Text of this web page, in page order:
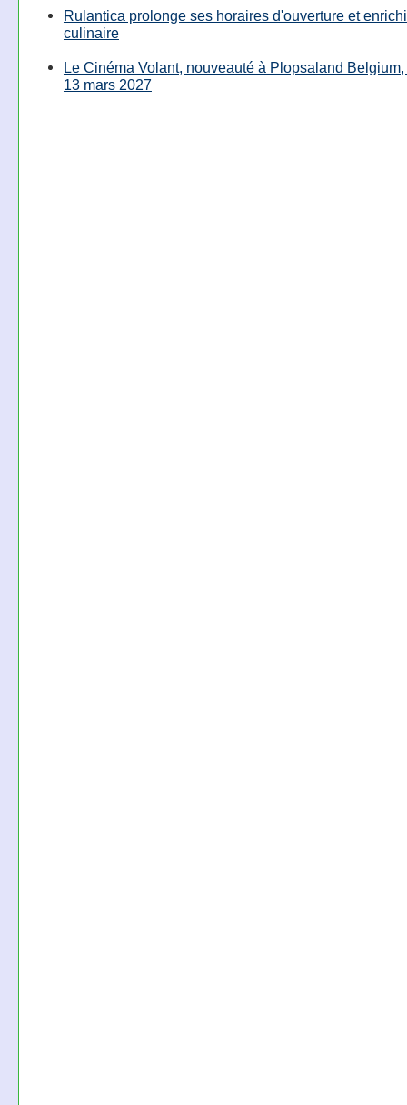
Rulantica prolonge ses horaires d'ouverture et
culinaire
Le Cinéma Volant, nouveauté à Plopsaland
13 mars 2027